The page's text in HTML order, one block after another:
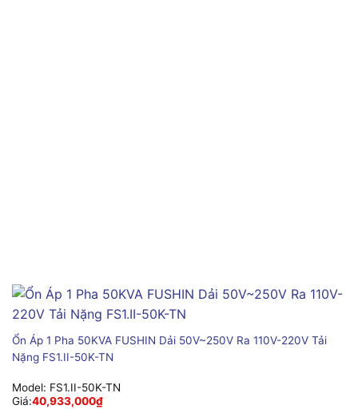
Ổn Áp 1 Pha 50KVA FUSHIN Dải 50V~250V Ra 110V-220V Tải
Nặng FS1.II-50K-TN
Model: FS1.II-50K-TN
Giá:40,933,000₫